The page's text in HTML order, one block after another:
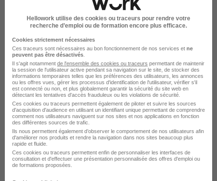
Juvigny les Vallées - 50 Intérim 6 mois
Voir l’offre
il y a 4 jours
Chef de Projets Ssp et Travaux de
Dépollution H/F
Cette entreprise souhaite rester anonyme
Hauts-de-Seine - 92
Hellowork utilise des cookies ou traceurs pour rendre votre
recherche d’emploi ou de formation encore plus efficace.
Cookies strictement nécessaires
Ces traceurs sont nécessaires au bon fonctionnement de nos services et ne
peuvent pas être désactivés
Il s'agit notamment de l'ensemble des cookies ou traceurs permettant de maintenir
la session de l'utilisateur active pendant sa navigation sur le site, de stocker des
informations temporaires telles que les préférences des utilisateurs, les annonces
ou les offres vues, gérer les processus d'identification de l'utilisateur, vérifier s'il
est connecté ou non, et plus globalement garantir la sécurité du site web en
détectant les tentatives d'accès frauduleux ou les violations de sécurité.
Ces cookies ou traceurs permettent également de piloter et suivre les sources
d'acquisition d'audience en utilisant un identifiant unique permettant de comprendre
comment nos utilisateurs naviguent sur nos sites et nos applications en fonction
des différentes sources de trafic.
Ils nous permettent également d’observer le comportement de nos utilisateurs afin
d'améliorer nos produits et rendre la navigation dans nos sites beaucoup plus
rapide et fluide.
Ces cookies ou traceurs permettent enfin de personnaliser les interfaces de
consultation et d'effectuer une présentation personnalisée des offres d'emploi ou
de formations proposées.